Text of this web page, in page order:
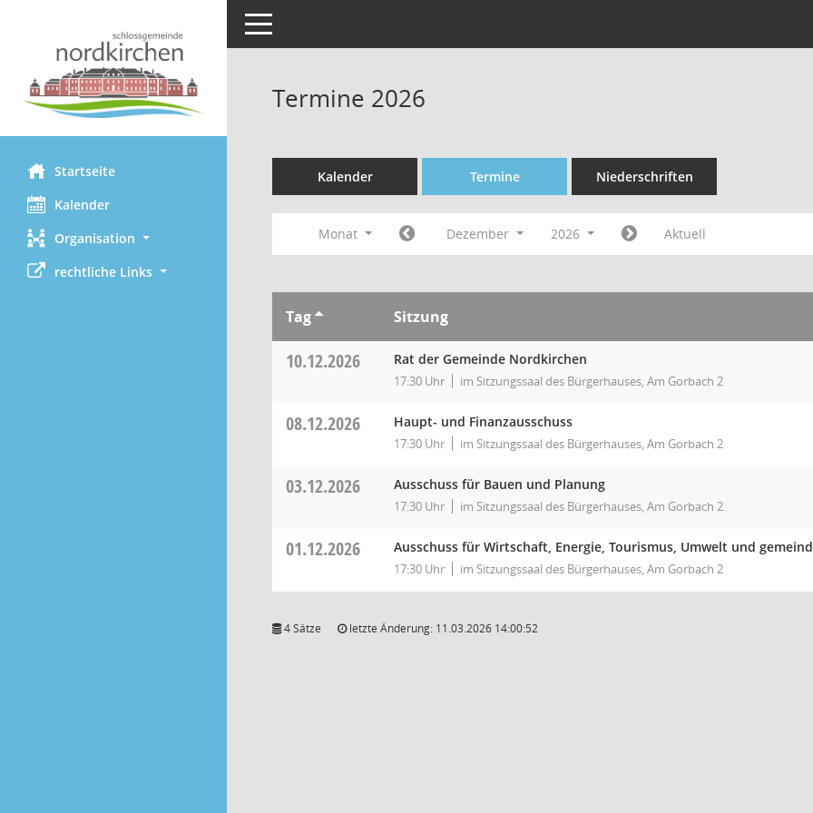
Startseite
Kalender
Organisation
rechtliche Links
Toggle navigation
Termine 2026
Kalender Termine Niederschriften
Monat Dezember 2026 Aktuell
Tag Sitzung
10.12.2026 Rat der Gemeinde Nordkirchen
17:30 Uhr im Sitzungssaal des Bürgerhauses, Am Gorbach 2
08.12.2026 Haupt- und Finanzausschuss
17:30 Uhr im Sitzungssaal des Bürgerhauses, Am Gorbach 2
03.12.2026 Ausschuss für Bauen und Planung
17:30 Uhr im Sitzungssaal des Bürgerhauses, Am Gorbach 2
01.12.2026 Ausschuss für Wirtschaft, Energie, Tourismus, Umwelt und
17:30 Uhr im Sitzungssaal des Bürgerhauses, Am Gorbach 2
4 Sätze letzte Änderung: 11.03.2026 14:00:52